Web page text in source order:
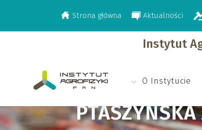
Strona główna Aktualności
Instytut
O Instytucie
PTASZYŃSKA
>Ptaszyńska Aneta